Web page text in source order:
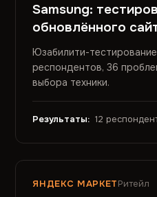
Samsung:
обновлённого
Юзабилити-
респондентов, 36
выбора техники.
Результаты: 12
ЯНДЕКС МАРКЕТРитейл